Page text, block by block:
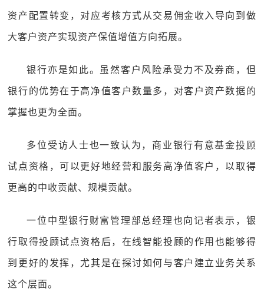
资产配置转变，对应考核方式从交易佣金收入导向到做
大客户资产实现资产保值增值方向拓展。
银行亦是如此。虽然客户风险承受力不及券商，但
银行的优势在于高净值客户数量多，对客户资产数据的
掌握也更为全面。
多位受访人士也一致认为，商业银行有意基金投顾
试点资格，可以更好地经营和服务高净值客户，以取得
更高的中收贡献、规模贡献。
一位中型银行财富管理部总经理也向记者表示，银
行取得投顾试点资格后，在线智能投顾的作用也能够得
到更好的发挥，尤其是在探讨如何与客户建立业务关系
这个层面。